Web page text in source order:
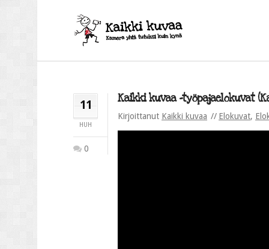
11
HUH
0
Kaikki kuvaa -työpajaelokuvat
Kirjoittanut Kaikki kuvaa Elokuvat,